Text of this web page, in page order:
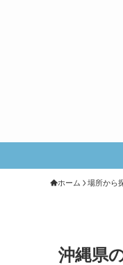
ホーム 場所から
沖縄県